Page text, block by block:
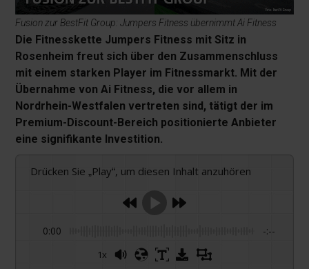
Fusion zur BestFit Group: Jumpers Fitness übernimmt Ai Fitness
Die Fitnesskette Jumpers Fitness mit Sitz in
Rosenheim freut sich über den Zusammenschluss
mit einem starken Player im Fitnessmarkt. Mit der
Übernahme von Ai Fitness, die vor allem in
Nordrhein-Westfalen vertreten sind, tätigt der im
Premium-Discount-Bereich positionierte Anbieter
eine signifikante Investition.
Drücken Sie „Play“, um diesen Inhalt anzuhören
0:00 -:--
1x